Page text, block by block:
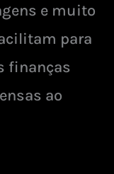
e muito
para
finanças
ao